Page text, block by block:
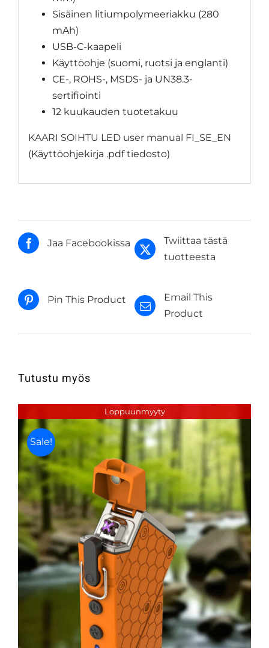
Sisäinen litiumpolymeeriakku (280
mAh)
USB-C-kaapeli
Käyttöohje (suomi, ruotsi ja englanti)
CE-, ROHS-, MSDS- ja UN38.3-
sertifiointi
12 kuukauden tuotetakuu
KAARI SOIHTU LED user manual FI_SE_EN
(Käyttöohjekirja .pdf tiedosto)
Jaa Facebookissa
Twiittaa tästä
tuotteesta
Pin This Product
Email This
Product
Tutustu myös
Loppuunmyyty
Sale!